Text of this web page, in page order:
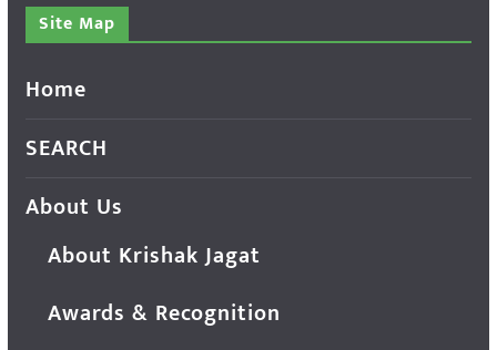
Site Map
Home
SEARCH
About Us
About Krishak Jagat
Awards & Recognition